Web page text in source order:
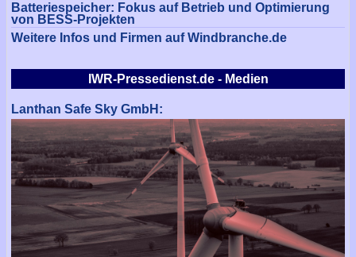
Batteriespeicher: Fokus auf Betrieb und Optimierung
von BESS-Projekten
Weitere Infos und Firmen auf Windbranche.de
IWR-Pressedienst.de - Medien
Lanthan Safe Sky GmbH: